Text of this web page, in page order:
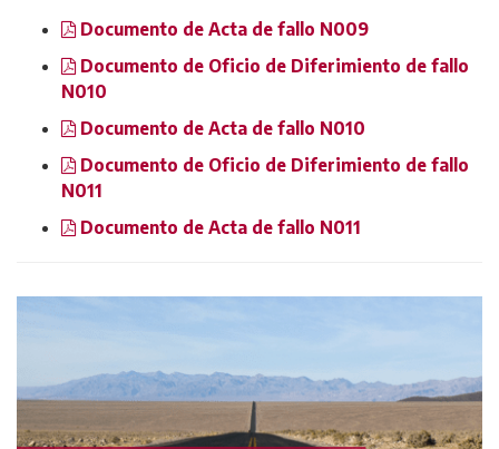
Documento de Acta de fallo N009
Documento de Oficio de Diferimiento de fallo
N010
Documento de Acta de fallo N010
Documento de Oficio de Diferimiento de fallo
N011
Documento de Acta de fallo N011